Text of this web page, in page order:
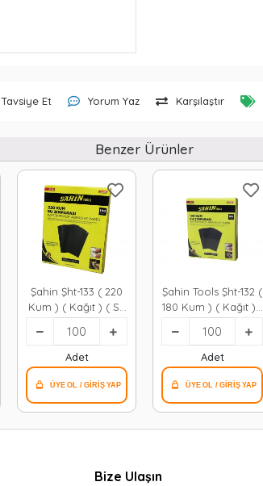
Tavsiye Et Yorum Yaz Karşılaştır
Benzer Ürünler
Şahin Şht-133 ( 220
Kum ) ( Kağıt ) ( Su
Zımparası )*100x10
Adet
Şahin Tools Şht-132 (
180 Kum ) ( Kağıt ) (
Su Zımparası ) (
230x280mm )*100x10
Adet
Bize Ulaşın